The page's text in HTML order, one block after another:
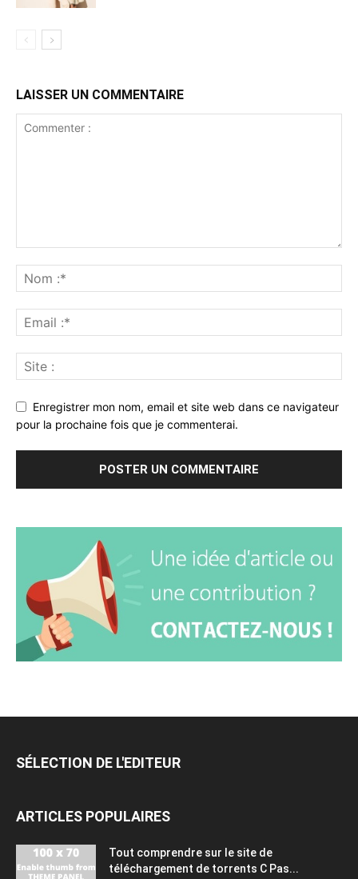
LAISSER UN COMMENTAIRE
Enregistrer mon nom, email et site web dans ce navigateur
pour la prochaine fois que je commenterai.
SÉLECTION DE L'EDITEUR
ARTICLES POPULAIRES
Tout comprendre sur le site de
téléchargement de torrents C Pas...